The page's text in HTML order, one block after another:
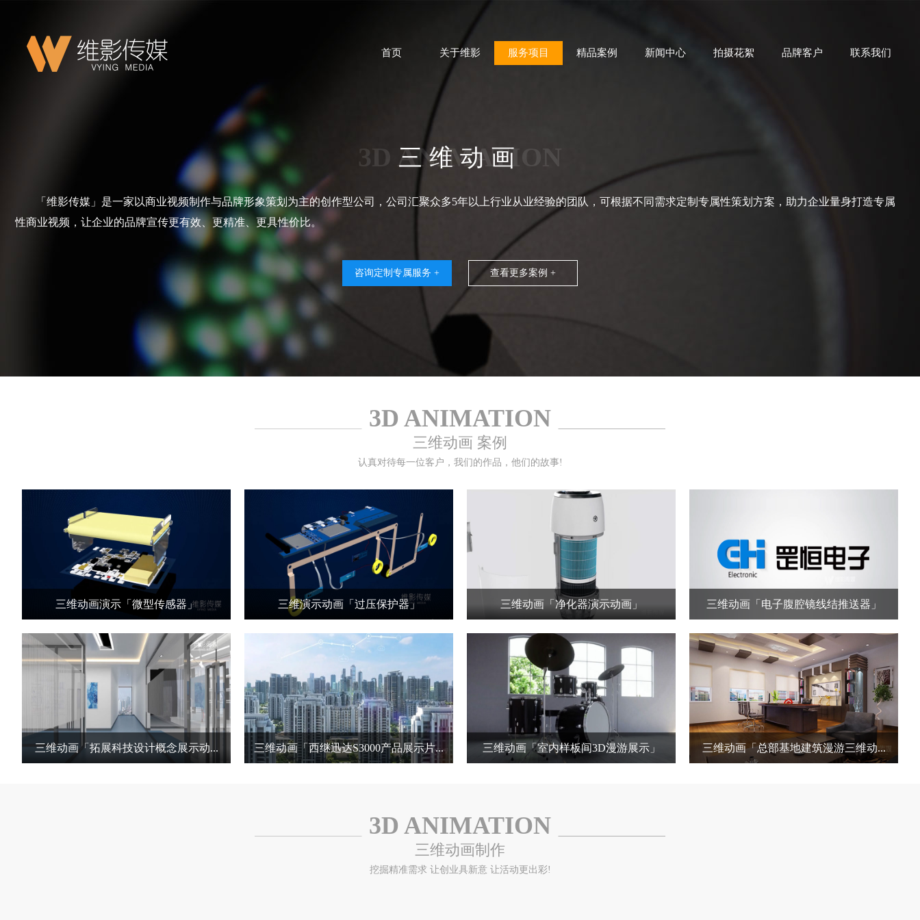
首页 关于维影 服务项目 精品案例 新闻中心 拍摄花絮 品牌客户 联系我们
3D ANIMATION
三维动画
「维影传媒」是一家以商业视频制作与品牌形象策划为主的创作型公司，公司汇聚众多5年以上行业从业经验的团队，可根据不同需求定制专属性策划方案，助力企业量身打造专属
性商业视频，让企业的品牌宣传更有效、更精准、更具性价比。
咨询定制专属服务 + 查看更多案例 +
3D ANIMATION
三维动画 案例
认真对待每一位客户，我们的作品，他们的故事!
三维动画演示「微型传感器」
三维动画 项目时长：50秒
三维演示动画「过压保护器」
三维动画 项目时长：50秒
三维动画「净化器演示动画」
三维动画 项目时长：2分50秒
三维动画「电子腹腔镜线结推送器」
三维动画 项目时长：1分40秒
三维动画「拓展科技设计概念展示动... 三维动画「西继迅达S3000产品展示片... 三维动画「室内样板间3D漫游展示」 三维动画「总部基地建筑漫游三维动...
3D ANIMATION
三维动画制作
挖掘精准需求 让创业具新意 让活动更出彩!